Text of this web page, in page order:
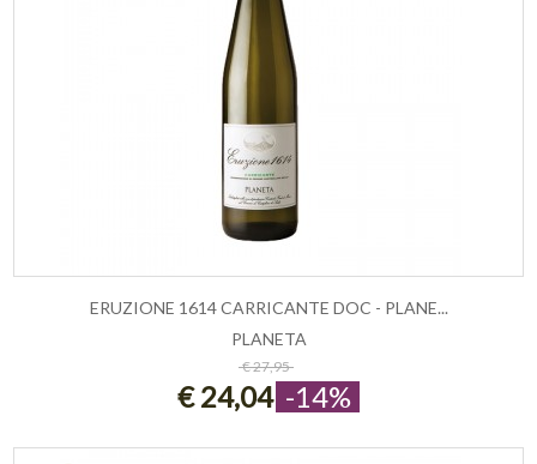
ESAURITO
ERUZIONE 1614 CARRICANTE DOC - PLANE...
PLANETA
€ 27,95
€ 24,04 -14%